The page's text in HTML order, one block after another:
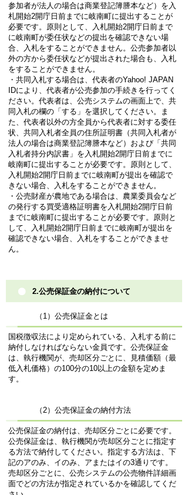
参加者が法人の場合は商業登記簿謄本など）を入
札開始2開庁日前までに岐南町に提出することが
必要です。原則として、入札開始2開庁日前まで
に岐南町が委任状などの提出を確認できない場
合、入札をすることができません。公売参加者以
外の方から委任状などが提出された場合も、入札
をすることができません。
・共同入札する場合は、代表者のYahoo! JAPAN
IDにより、代表者が公売参加の手続きを行ってく
ださい。代表者は、公売システムの画面上で、共
同入札の欄の「する」を選択してください。ま
た、代表者以外の方全員から代表者に対する委任
状、共同入札者全員の住所証明書（共同入札者が
法人の場合は商業登記簿謄本など）および「共同
入札者持分内訳書」を入札開始2開庁日前までに
岐南町に提出することが必要です。原則として、
入札開始2開庁日前までに岐南町が提出を確認で
きない場合、入札をすることができません。
・公売財産が農地である場合は、農業委員会など
の発行する買受適格証明書を入札開始2開庁日前
までに岐南町に提出することが必要です。原則と
して、入札開始2開庁日前までに岐南町が提出を
確認できない場合、入札をすることができませ
ん。
2.公売保証金の納付について
（1）公売保証金とは
国税徴収法により定められている、入札する前に
納付しなければならない金員です。公売保証金
は、執行機関が、売却区分ごとに、見積価額（最
低入札価格）の100分の10以上の金額を定めま
す。
（2）公売保証金の納付方法
公売保証金の納付は、売却区分ごとに必要です。
公売保証金は、執行機関が売却区分ごとに指定す
る方法で納付してください。指定する方法は、下
記のアのみ、イのみ、アまたはイの3通りです。
売却区分ごとに、公売システムの公売物件詳細画
面でどの方法が指定されているかを確認してくだ